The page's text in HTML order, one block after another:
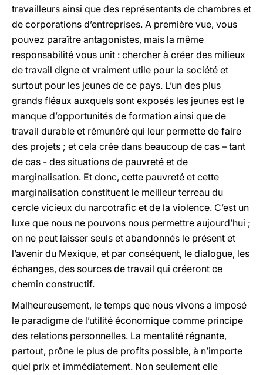
travailleurs ainsi que des représentants de chambres et
de corporations d’entreprises. A première vue, vous
pouvez paraître antagonistes, mais la même
responsabilité vous unit : chercher à créer des milieux
de travail digne et vraiment utile pour la société et
surtout pour les jeunes de ce pays. L’un des plus
grands fléaux auxquels sont exposés les jeunes est le
manque d’opportunités de formation ainsi que de
travail durable et rémunéré qui leur permette de faire
des projets ; et cela crée dans beaucoup de cas – tant
de cas - des situations de pauvreté et de
marginalisation. Et donc, cette pauvreté et cette
marginalisation constituent le meilleur terreau du
cercle vicieux du narcotrafic et de la violence. C’est un
luxe que nous ne pouvons nous permettre aujourd’hui ;
on ne peut laisser seuls et abandonnés le présent et
l’avenir du Mexique, et par conséquent, le dialogue, les
échanges, des sources de travail qui créeront ce
chemin constructif.
Malheureusement, le temps que nous vivons a imposé
le paradigme de l’utilité économique comme principe
des relations personnelles. La mentalité régnante,
partout, prône le plus de profits possible, à n’importe
quel prix et immédiatement. Non seulement elle